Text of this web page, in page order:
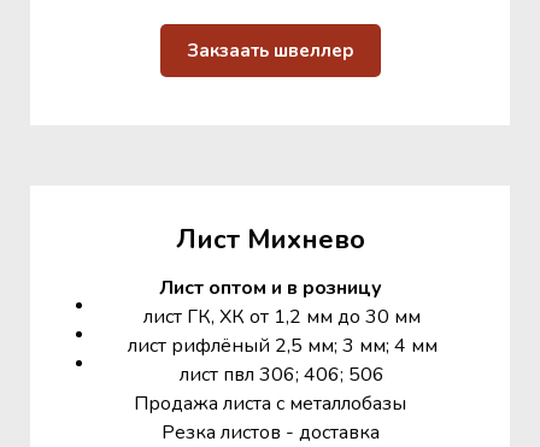
Закзаать швеллер
Лист Михнево
Лист оптом и в розницу
лист ГК, ХК от 1,2 мм до 30 мм
лист рифлёный 2,5 мм; 3 мм; 4 мм
лист пвл 306; 406; 506
Продажа листа с металлобазы
Резка листов - доставка